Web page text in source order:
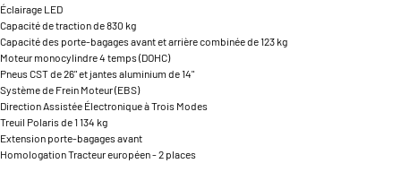
Éclairage LED
Capacité de traction de 830 kg
Capacité des porte-bagages avant et arrière combinée de 123 kg
Moteur monocylindre 4 temps (DOHC)
Pneus CST de 26" et jantes aluminium de 14"
Système de Frein Moteur (EBS)
Direction Assistée Électronique à Trois Modes
Treuil Polaris de 1 134 kg
Extension porte-bagages avant
Homologation Tracteur européen - 2 places